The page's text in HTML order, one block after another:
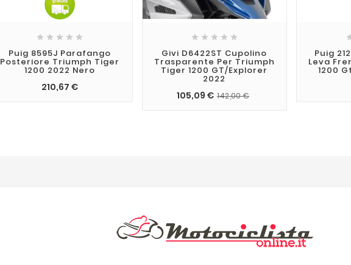
    
Puig 8595J Parafango
Posteriore Triumph Tiger
1200 2022 Nero
210,67 €
    
Givi D6422ST Cupolino
Trasparente Per Triumph
Tiger 1200 GT/explorer
2022
105,09 € 142,00 €
Puig
Leva
1200